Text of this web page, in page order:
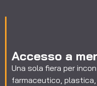
Accesso a
Una sola fiera per
farmaceutico,